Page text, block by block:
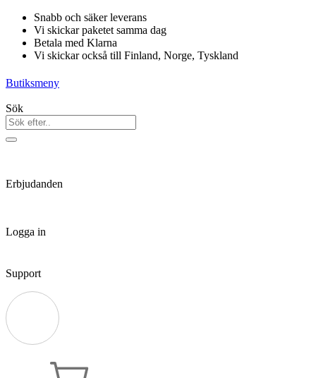
Hoppa
innehåll
Snabb och säker leverans
Vi skickar paketet samma dag
Betala med Klarna
Vi skickar också till Finland, Norge, Tyskland
Butiksmeny
Sök
Erbjudanden
Logga in
Support